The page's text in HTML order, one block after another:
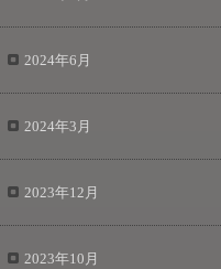
2024年6月
2024年3月
2023年12月
2023年10月